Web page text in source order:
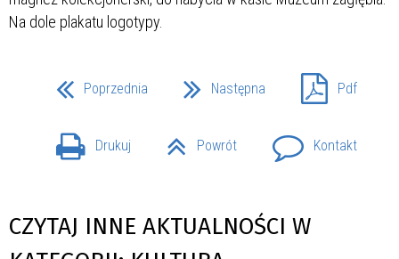
Poprzednia Następna Pdf
Drukuj Powrót Kontakt
CZYTAJ INNE AKTUALNOŚCI W